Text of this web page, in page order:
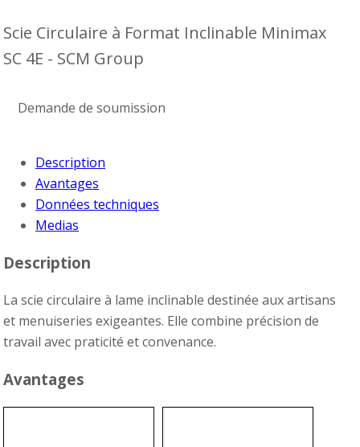
Scie Circulaire à Format Inclinable Minimax
SC 4E - SCM Group
Demande de soumission
Description
Avantages
Données techniques
Medias
Description
La scie circulaire à lame inclinable destinée aux artisans
et menuiseries exigeantes. Elle combine précision de
travail avec praticité et convenance.
Avantages